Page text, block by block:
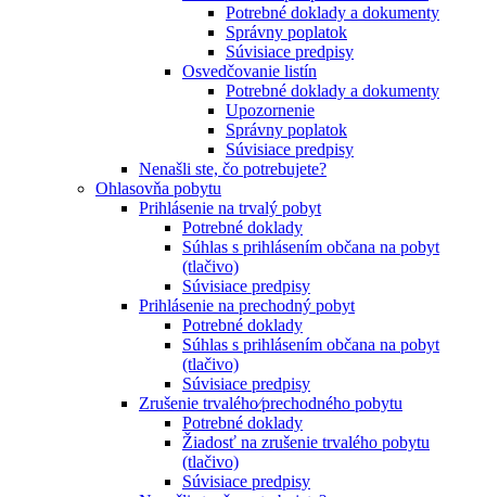
Potrebné doklady a dokumenty
Správny poplatok
Súvisiace predpisy
Osvedčovanie listín
Potrebné doklady a dokumenty
Upozornenie
Správny poplatok
Súvisiace predpisy
Nenašli ste, čo potrebujete?
Ohlasovňa pobytu
Prihlásenie na trvalý pobyt
Potrebné doklady
Súhlas s prihlásením občana na pobyt
(tlačivo)
Súvisiace predpisy
Prihlásenie na prechodný pobyt
Potrebné doklady
Súhlas s prihlásením občana na pobyt
(tlačivo)
Súvisiace predpisy
Zrušenie trvalého⁄prechodného pobytu
Potrebné doklady
Žiadosť na zrušenie trvalého pobytu
(tlačivo)
Súvisiace predpisy